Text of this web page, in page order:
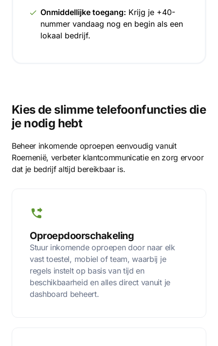
Onmiddellijke toegang: Krijg je +40-
nummer vandaag nog en begin als een
lokaal bedrijf.
Kies de slimme telefoonfuncties die
je nodig hebt
Beheer inkomende oproepen eenvoudig vanuit
Roemenië, verbeter klantcommunicatie en zorg ervoor
dat je bedrijf altijd bereikbaar is.
Oproepdoorschakeling
Stuur inkomende oproepen door naar elk
vast toestel, mobiel of team, waarbij je
regels instelt op basis van tijd en
beschikbaarheid en alles direct vanuit je
dashboard beheert.